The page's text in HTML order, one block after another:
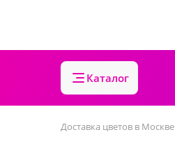
Каталог
Доставка цветов в Москве